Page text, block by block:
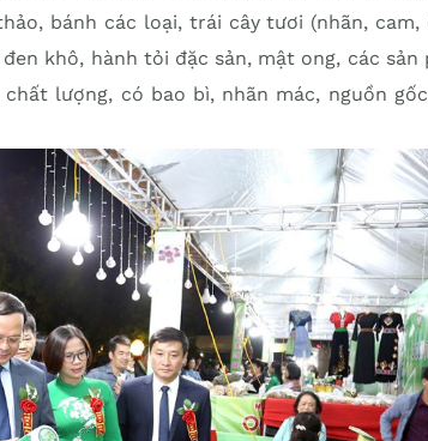
bánh các loại, trái cây tươi (nhãn, cam,
khô, hành tỏi đặc sản, mật ong, các sản
lượng, có bao bì, nhãn mác, nguồn